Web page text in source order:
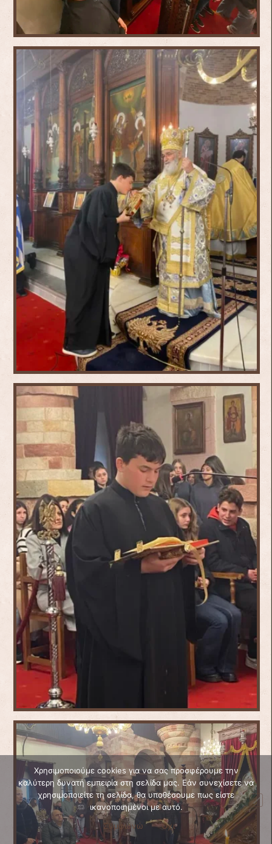
Χρησιμοποιούμε cookies για να σας προσφέρουμε την
καλύτερη δυνατή εμπειρία στη σελίδα μας. Εάν συνεχίσετε να
χρησιμοποιείτε τη σελίδα, θα υποθέσουμε πως είστε
ικανοποιημένοι με αυτό.
Συμφωνώ
Όχι